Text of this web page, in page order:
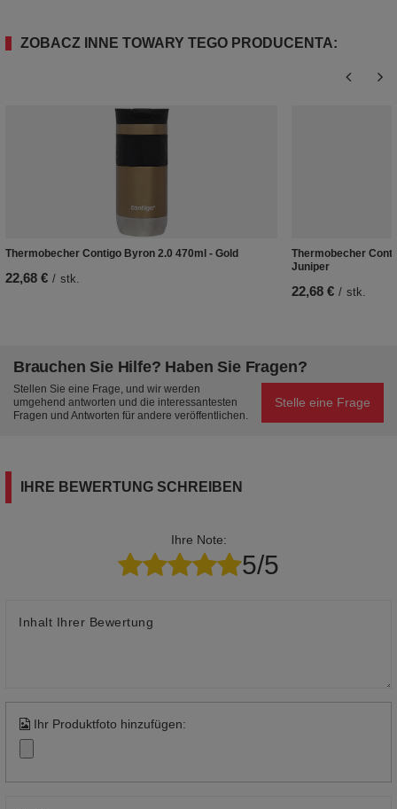
ZOBACZ INNE TOWARY TEGO PRODUCENTA:
Thermobecher Contigo Byron 2.0 470ml - Gold
22,68 € / stk.
Thermobecher
Juniper
22,68 € / stk.
Brauchen Sie Hilfe? Haben Sie Fragen?
Stellen Sie eine Frage, und wir werden
umgehend antworten und die interessantesten
Fragen und Antworten für andere veröffentlichen.
Stelle eine Frage
IHRE BEWERTUNG SCHREIBEN
Ihre Note:
5/5
Inhalt Ihrer Bewertung
Ihr Produktfoto hinzufügen: